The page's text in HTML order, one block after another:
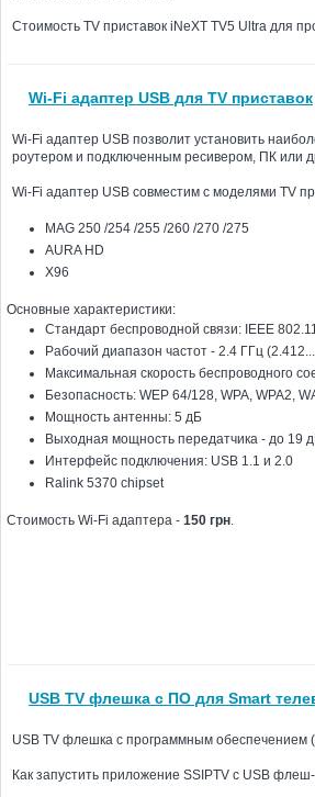
Стоимость TV приставок iNeXT TV5 Ultra для
Wi-Fi адаптер USB для TV приставок
Wi-Fi адаптер USB позволит установить
роутером и подключенным ресивером, ПК или
Wi-Fi адаптер USB совместим с моделями TV
MAG 250 /254 /255 /260 /270 /275
AURA HD
Х96
Основные характеристики:
Стандарт беспроводной связи: IEEE
Рабочий диапазон частот - 2.4 ГГц
Максимальная скорость беспроводного
Безопасность: WEP 64/128, WPA, WPA2,
Мощность антенны: 5 дБ
Выходная мощность передатчика - до 19
Интерфейс подключения: USB 1.1 и 2.0
Ralink 5370 chipset
Стоимость Wi-Fi адаптера - 150 грн.
USB TV флешка с ПО для Smart
USB TV флешка с программным обеспечением
Как запустить приложение SSIPTV с USB